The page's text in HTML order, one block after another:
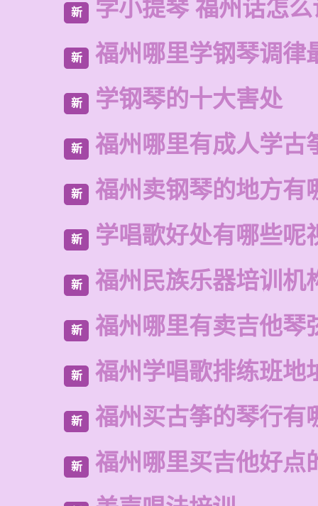
新 学小提琴 福州话怎
新 福州哪里学钢琴调律
新 学钢琴的十大害处
新 福州哪里有成人学古
新 福州卖钢琴的地方有
新 学唱歌好处有哪些呢
新 福州民族乐器培训机
新 福州哪里有卖吉他琴
新 福州学唱歌排练班地
新 福州买古筝的琴行有
新 福州哪里买吉他好点